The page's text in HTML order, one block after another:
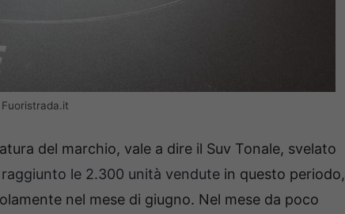
del marchio, vale a dire il Suv Tonale, svelato
raggiunto le 2.300 unità vendute in questo periodo,
nel mese di giugno. Nel mese da poco